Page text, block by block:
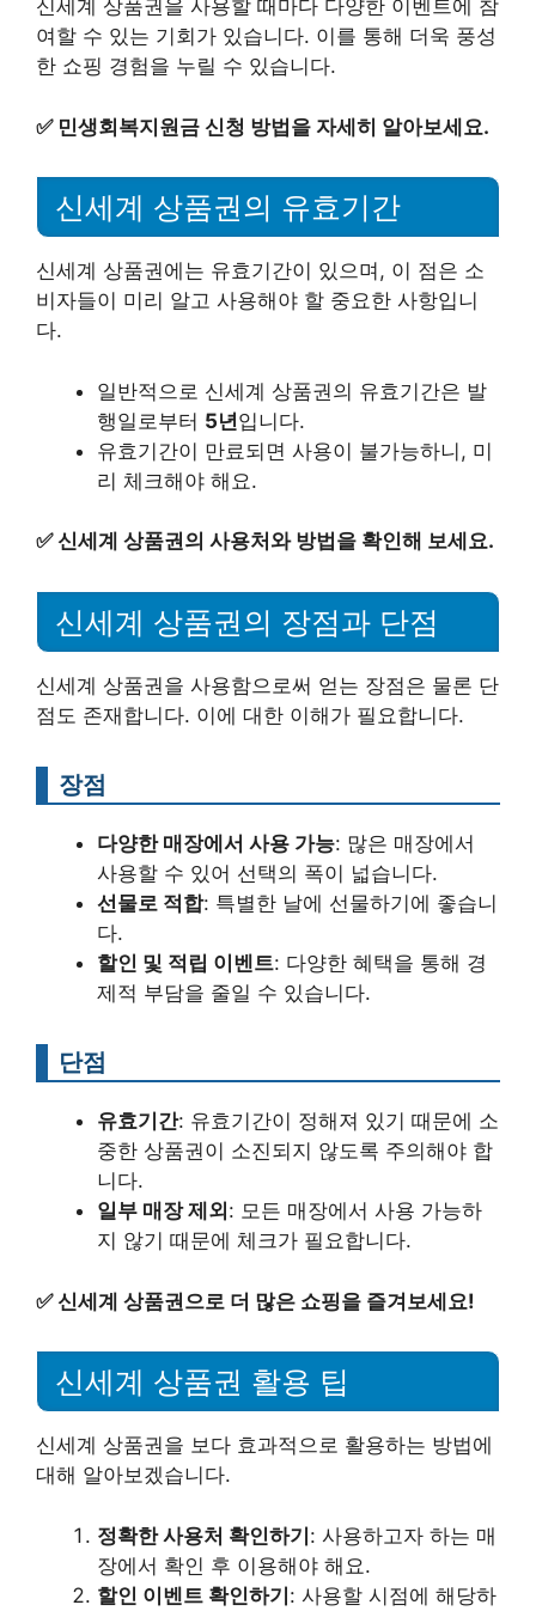
신세계 상품권을 사용할 때마다 다양한 이벤트에 참
여할 수 있는 기회가 있습니다. 이를 통해 더욱 풍성
한 쇼핑 경험을 누릴 수 있습니다.
✅ 민생회복지원금 신청 방법을 자세히 알아보세요.
신세계 상품권의 유효기간
신세계 상품권에는 유효기간이 있으며, 이 점은 소
비자들이 미리 알고 사용해야 할 중요한 사항입니
다.
일반적으로 신세계 상품권의 유효기간은 발
행일로부터 5년입니다.
유효기간이 만료되면 사용이 불가능하니, 미
리 체크해야 해요.
✅신세계 상품권의 사용처와 방법을 확인해 보세요.
신세계 상품권의 장점과 단점
신세계 상품권을 사용함으로써 얻는 장점은 물론 단
점도 존재합니다. 이에 대한 이해가 필요합니다.
장점
다양한 매장에서 사용 가능: 많은 매장에서
사용할 수 있어 선택의 폭이 넓습니다.
선물로 적합: 특별한 날에 선물하기에 좋습니
다.
할인 및 적립 이벤트: 다양한 혜택을 통해 경
제적 부담을 줄일 수 있습니다.
단점
유효기간: 유효기간이 정해져 있기 때문에 소
중한 상품권이 소진되지 않도록 주의해야 합
니다.
일부 매장 제외 : 모든 매장에서 사용 가능하
지 않기 때문에 체크가 필요합니다.
✅신세계 상품권으로 더 많은 쇼핑을 즐겨보세요!
신세계 상품권 활용 팁
신세계 상품권을 보다 효과적으로 활용하는 방법에
대해 알아보겠습니다.
정확한 사용처 확인하기: 사용하고자 하는 매
장에서 확인 후 이용해야 해요.
할인 이벤트 확인하기: 사용할 시점에 해당하